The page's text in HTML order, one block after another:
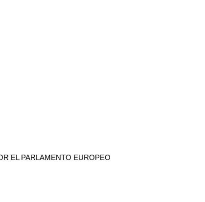
EL PARLAMENTO EUROPEO